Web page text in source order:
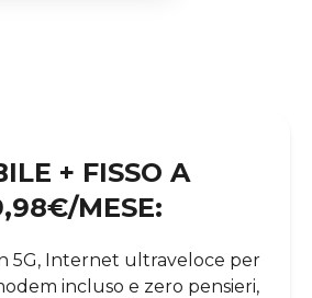
+ FISSO A
MESE:
5G, Internet ultraveloce per
incluso e zero pensieri,